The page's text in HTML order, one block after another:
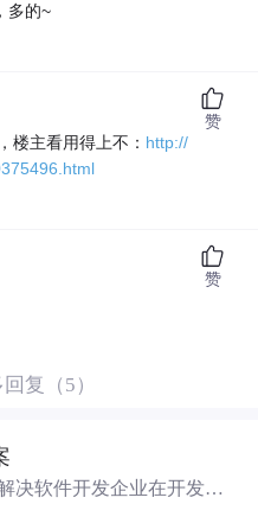
多的~
楼主看用得上不： http://
赞
赞
复（5）
决软件开发企业在开发过